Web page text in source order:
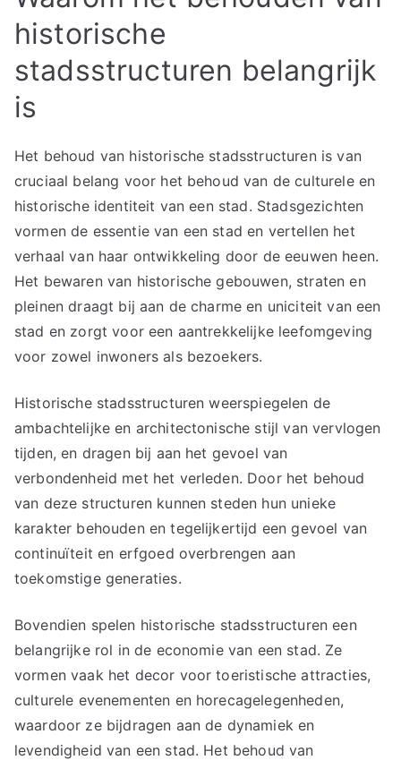
historische
stadsstructuren belangrijk
is
Het behoud van historische stadsstructuren is van
cruciaal belang voor het behoud van de culturele en
historische identiteit van een stad. Stadsgezichten
vormen de essentie van een stad en vertellen het
verhaal van haar ontwikkeling door de eeuwen heen.
Het bewaren van historische gebouwen, straten en
pleinen draagt bij aan de charme en uniciteit van een
stad en zorgt voor een aantrekkelijke leefomgeving
voor zowel inwoners als bezoekers.
Historische stadsstructuren weerspiegelen de
ambachtelijke en architectonische stijl van vervlogen
tijden, en dragen bij aan het gevoel van
verbondenheid met het verleden. Door het behoud
van deze structuren kunnen steden hun unieke
karakter behouden en tegelijkertijd een gevoel van
continuïteit en erfgoed overbrengen aan
toekomstige generaties.
Bovendien spelen historische stadsstructuren een
belangrijke rol in de economie van een stad. Ze
vormen vaak het decor voor toeristische attracties,
culturele evenementen en horecagelegenheden,
waardoor ze bijdragen aan de dynamiek en
levendigheid van een stad. Het behoud van